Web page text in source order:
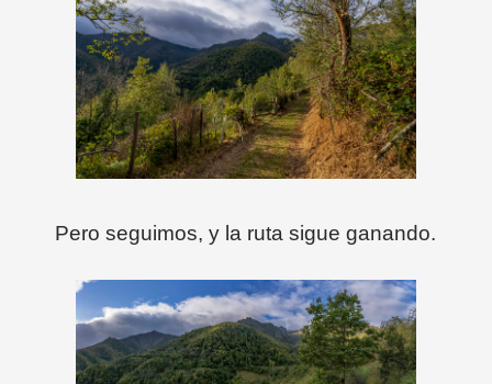
Pero seguimos, y la ruta sigue ganando.